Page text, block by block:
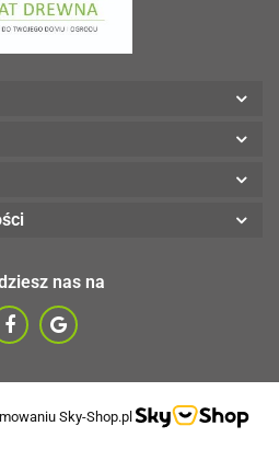
nas na
Sky-Shop.pl